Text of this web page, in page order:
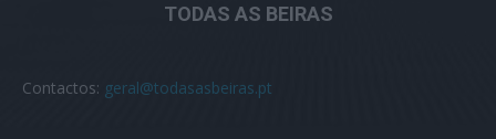
TODAS AS BEIRAS
Contactos: geral@todasasbeiras.pt